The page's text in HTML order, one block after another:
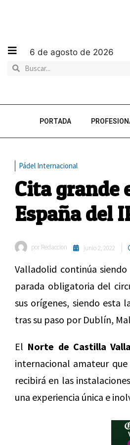
6 de agosto de 2026
PORTADA
Pádel Internacional
Cita grande
España del
por Redaccion junio 2, 2022
Valladolid continúa
parada obligatoria del
sus orígenes, siendo esta
tras su paso por Dublín,
El Norte de Castilla
internacional amateur
recibirá en las
una experiencia única e